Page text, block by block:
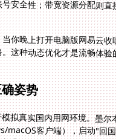
你晚上打开电脑版网易云
这种动态优化才是流畅体
姿势
拟真实国内用网环境。墨
保含Windows/macOS客户端）